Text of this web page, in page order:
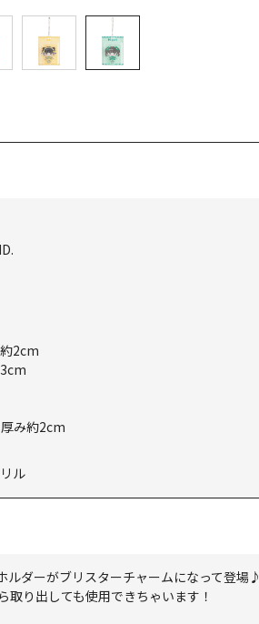
2cm
み約2cm
ル
ルダーがブリスターチャームになって登場♪
り出しても使用できちゃいます！